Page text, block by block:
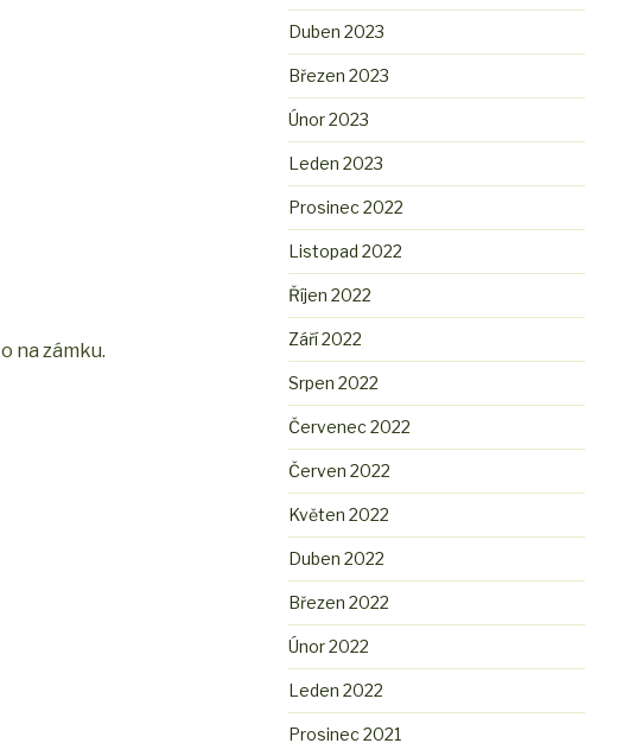
na zámku.
Duben 2023
Březen 2023
Únor 2023
Leden 2023
Prosinec 2022
Listopad 2022
Říjen 2022
Září 2022
Srpen 2022
Červenec 2022
Červen 2022
Květen 2022
Duben 2022
Březen 2022
Únor 2022
Leden 2022
Prosinec 2021